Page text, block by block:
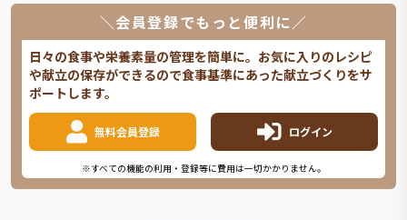
＼会員登録でもっと便利に／
日々の食事や栄養素量の管理を簡単に。お気に入りのレシピ
や献立の保存ができるので食事基準にあった献立づくりをサ
ポートします。
無料会員登録 ログイン
※すべての機能の利用・登録等に費用は一切かかりません。